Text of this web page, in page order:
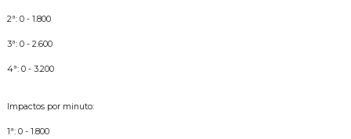
2ª: 0 - 1.800
3ª: 0 - 2.600
4ª: 0 - 3.200
Impactos por minuto:
1ª: 0 - 1.800